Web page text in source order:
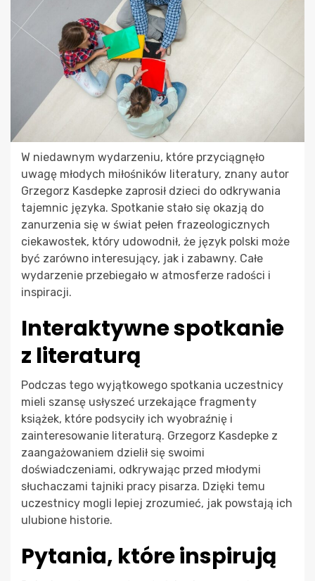
W niedawnym wydarzeniu, które przyciągnęło
uwagę młodych miłośników literatury, znany autor
Grzegorz Kasdepke zaprosił dzieci do odkrywania
tajemnic języka. Spotkanie stało się okazją do
zanurzenia się w świat pełen frazeologicznych
ciekawostek, który udowodnił, że język polski może
być zarówno interesujący, jak i zabawny. Całe
wydarzenie przebiegało w atmosferze radości i
inspiracji.
Interaktywne spotkanie
z literaturą
Podczas tego wyjątkowego spotkania uczestnicy
mieli szansę usłyszeć urzekające fragmenty
książek, które podsyciły ich wyobraźnię i
zainteresowanie literaturą. Grzegorz Kasdepke z
zaangażowaniem dzielił się swoimi
doświadczeniami, odkrywając przed młodymi
słuchaczami tajniki pracy pisarza. Dzięki temu
uczestnicy mogli lepiej zrozumieć, jak powstają ich
ulubione historie.
Pytania, które inspirują